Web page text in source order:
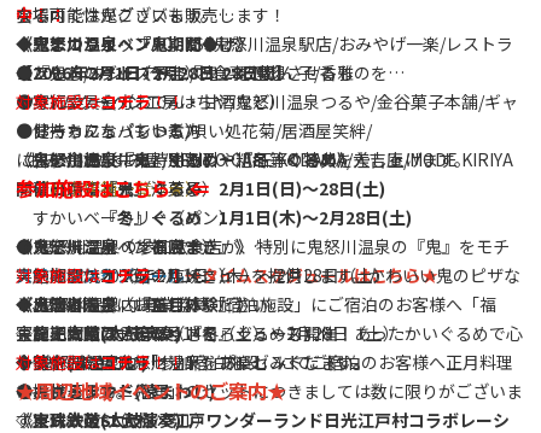
◆鬼まつりイベント期間◆
【2026年2月1日- 2月28日 28日間】
会場内では鬼グッズも販売します！
●フードコート（予定）
実行委員会（おでん・甘酒など）
健ちゃんち（もつ煮）
鬼に金棒（牛串、牛カレー）
夢の森福祉会（洋菓子）
すかいベーカリー（パン）
たこ焼き屋（たこ焼き）
鮎の塩焼き（鮎の塩焼き）
大門いちご（いちご）
日光柘榴ファーム（さくろジュース）
●キッチンカー
K-Flavors（ワッフル）
中！！
なる可能性がございます。
駅ナカショップACCESS鬼怒川温泉駅店/おみやげ一楽/レストラ
ンたしろ/タシロアート/お食事処杉ん子/香雅
バウムクーヘン工房はちや/鬼怒川温泉つるや/金谷菓子本舗/ギャ
ラリーカフェパントエ/唄い処花菊/居酒屋笑絆/
おみやげ処すみ屋/BENTO CAFE KODAMA/大吉庵/MODE KIRIYA
〈ご利用店舗一覧→★〉
●ステージイベント
ステージスケジュール→タイムスケジュールはこちら★
～出演者～
◇龍王太鼓(太鼓演奏)
◇勢や(よさこい)
◇おさるランド(猿まわし)
◇宝珠太鼓(太鼓演奏)
《鬼怒川温泉 『鬼』だらけ》
◆『鬼』のグッズや、『鬼』を連想させるものを
●身につけた方
●お持ちになっている方
に各参加施設にて特別割引や粗品等の特典を差し上げます。
対象施設はコチラ！！
《鬼怒川温泉『鬼』ぐるめ・『冬』ぐるめ》
開催日時：『鬼』ぐるめ 2月1日(日)～28日(土)
『冬』ぐるめ 1月1日(木)～2月28日(土)
◆ 鬼怒川温泉の参加飲食店が、特別に鬼怒川温泉の『鬼』をモチ
ーフにしたオリジナルメニューを提供します。かわいい鬼のピザな
ど、この機会にお楽しみください。
また、今回は一足早く『冬』ぐるめも開催！あったかいぐるめで心
も体を温めて鬼怒川温泉をお楽しみください。
参加施設はこちら ⇐
《鬼怒川温泉 『福豆まき』》
実施期間：2026年2月1日（木）～2月28日（土）
◆ 鬼怒川温泉内 事業協賛「宿泊施設」にご宿泊のお客様へ「福
豆・ミニ鬼面」のセットを
（各お部屋に１セット）プレゼントします。
※「福豆・ミニ鬼面」のセットにつきましては数に限りがございま
す。
対象施設はコチラ！！
《鬼怒川温泉 『正月体験』》
実施期間：2026年2月14日（土）～2月28日（土）
◆ 鬼怒川温泉内 「参加宿泊施設」にてご宿泊のお客様へ正月料理
を提供します。
対象施設はコチラ！！
★周辺地域イベントのご案内★
《東武鉄道SL大樹×江戸ワンダーランド日光江戸村コラボレーシ